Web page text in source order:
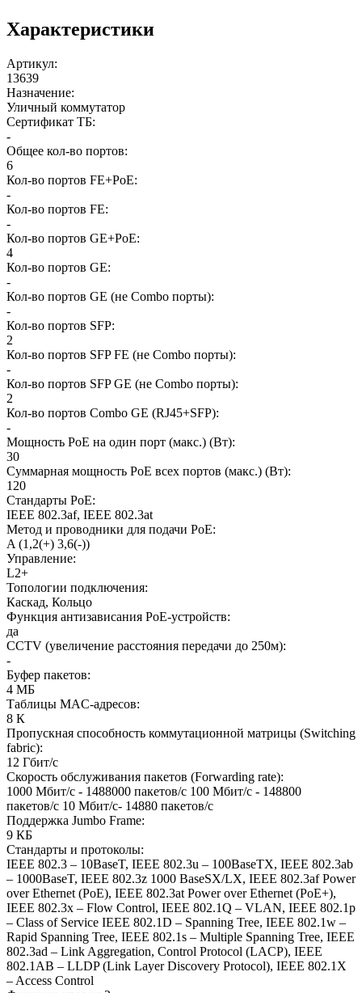
Характеристики
Артикул:
13639
Назначение:
Уличный коммутатор
Сертификат ТБ:
-
Общее кол-во портов:
6
Кол-во портов FE+PoE:
-
Кол-во портов FE:
-
Кол-во портов GE+PoE:
4
Кол-во портов GE:
-
Кол-во портов GE (не Combo порты):
-
Кол-во портов SFP:
2
Кол-во портов SFP FE (не Combo порты):
-
Кол-во портов SFP GE (не Combo порты):
2
Кол-во портов Combo GE (RJ45+SFP):
-
Мощность PoE на один порт (макс.) (Вт):
30
Суммарная мощность PoE всех портов (макс.) (Вт):
120
Стандарты PoE:
IEEE 802.3af, IEEE 802.3at
Метод и проводники для подачи PoE:
A (1,2(+) 3,6(-))
Управление:
L2+
Топологии подключения:
Каскад, Кольцо
Функция антизависания PoE-устройств:
да
CCTV (увеличение расстояния передачи до 250м):
-
Буфер пакетов:
4 МБ
Таблицы MAC-адресов:
8 К
Пропускная способность коммутационной матрицы (Switching
fabric):
12 Гбит/с
Скорость обслуживания пакетов (Forwarding rate):
1000 Мбит/с - 1488000 пакетов/с 100 Мбит/c - 148800
пакетов/c 10 Мбит/c- 14880 пакетов/c
Поддержка Jumbo Frame:
9 КБ
Стандарты и протоколы:
IEEE 802.3 – 10BaseT, IEEE 802.3u – 100BaseTX, IEEE 802.3ab
– 1000BaseT, IEEE 802.3z 1000 BaseSX/LX, IEEE 802.3af Power
over Ethernet (PoE), IEEE 802.3at Power over Ethernet (PoE+),
IEEE 802.3x – Flow Control, IEEE 802.1Q – VLAN, IEEE 802.1p
– Class of Service IEEE 802.1D – Spanning Tree, IEEE 802.1w –
Rapid Spanning Tree, IEEE 802.1s – Multiple Spanning Tree, IEEE
802.3ad – Link Aggregation, Control Protocol (LACP), IEEE
802.1AB – LLDP (Link Layer Discovery Protocol), IEEE 802.1X
– Access Control